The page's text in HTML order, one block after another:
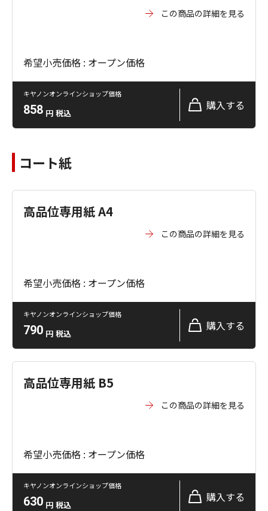
この商品の詳細を見る
希望小売価格 : オープン価格
キヤノンオンラインショップ価格
858 円 税込
購入する
コート紙
高品位専用紙 A4
この商品の詳細を見る
希望小売価格 : オープン価格
キヤノンオンラインショップ価格
790 円 税込
購入する
高品位専用紙 B5
この商品の詳細を見る
希望小売価格 : オープン価格
キヤノンオンラインショップ価格
630 円 税込
購入する